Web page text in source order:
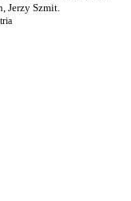
Jerzy Szmit.